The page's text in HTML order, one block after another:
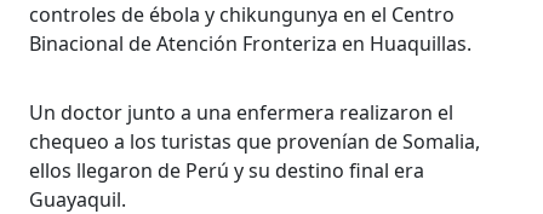
controles de ébola y chikungunya en el Centro
Binacional de Atención Fronteriza en Huaquillas.
Un doctor junto a una enfermera realizaron el
chequeo a los turistas que provenían de Somalia,
ellos llegaron de Perú y su destino final era
Guayaquil.